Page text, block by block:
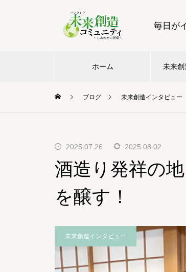
毎日が
ホーム 未来創
ブログ 未来創造インタビュー
2025.07.26 2025.08.02
酒造り発祥の
を醸す！
未来創造インタビュー